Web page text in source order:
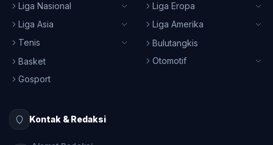
Liga Nasional
Liga Eropa
Liga Asia
Liga Amerika
Tenis
Bulutangkis
Basket
Otomotif
Gosport
Kontak & Redaksi